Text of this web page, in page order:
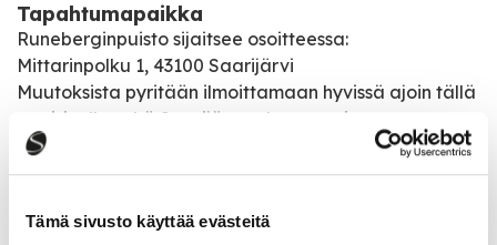
Tämä sivusto käyttää evästeitä
Tapahtumapaikka
Runeberginpuisto sijaitsee osoitteessa:
Mittarinpolku 1, 43100 Saarijärvi
Muutoksista pyritään ilmoittamaan hyvissä ajoin tällä
nettisivulla sekä Saarijärven kaupungin
somekanavilla.
Katso kaikki tapahtumat